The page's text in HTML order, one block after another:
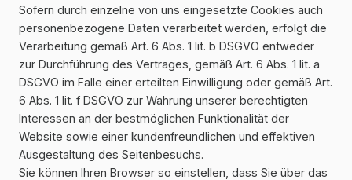
Sofern durch einzelne von uns eingesetzte Cookies auch
personenbezogene Daten verarbeitet werden, erfolgt die
Verarbeitung gemäß Art. 6 Abs. 1 lit. b DSGVO entweder
zur Durchführung des Vertrages, gemäß Art. 6 Abs. 1 lit. a
DSGVO im Falle einer erteilten Einwilligung oder gemäß Art.
6 Abs. 1 lit. f DSGVO zur Wahrung unserer berechtigten
Interessen an der bestmöglichen Funktionalität der
Website sowie einer kundenfreundlichen und effektiven
Ausgestaltung des Seitenbesuchs.
Sie können Ihren Browser so einstellen, dass Sie über das